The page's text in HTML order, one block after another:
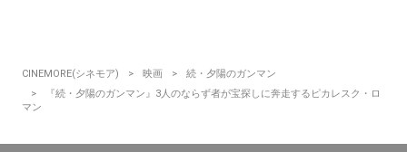
CINEMORE(シネモア) 映画
続・夕陽のガンマン
『続・夕陽のガンマン』3人のならず者が宝探しに奔走するピカレスク・ロ
マン